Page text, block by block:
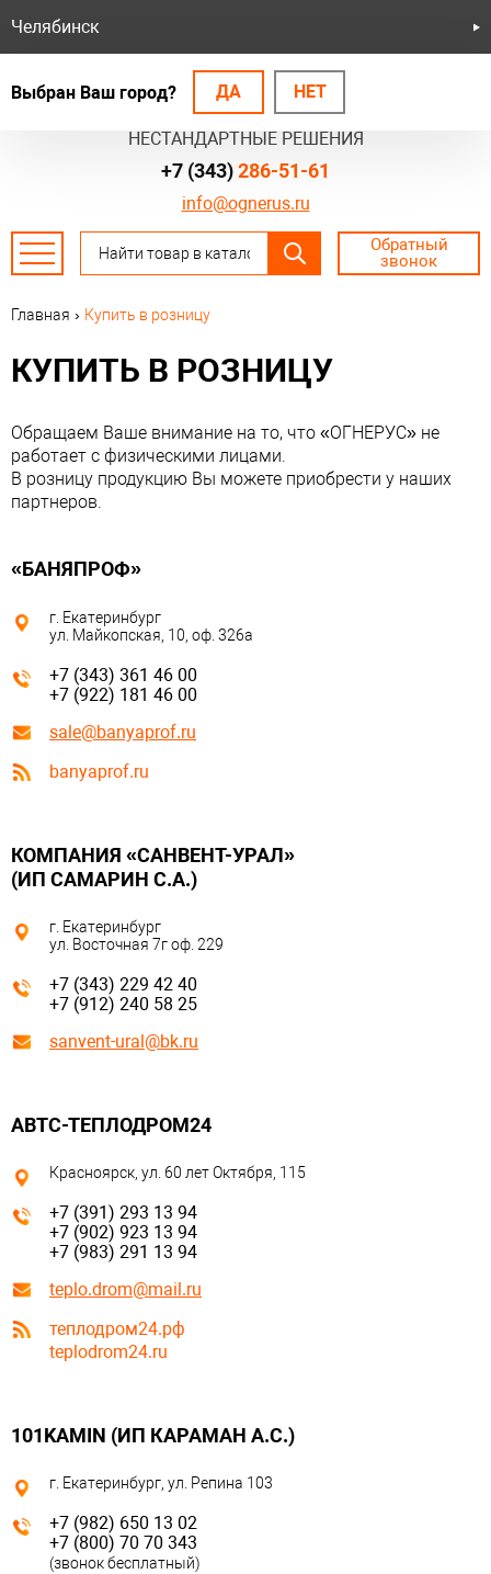
БЕЗОПАСНЫЕ СИСТЕМЫ
НЕСТАНДАРТНЫЕ РЕШЕНИЯ
Челябинск
Выбран Ваш город? ДА НЕТ
info@ognerus.ru
+7 (343)286-51-61
Обратный
звонок
Главная › Купить в розницу
КУПИТЬ В РОЗНИЦУ
Обращаем Ваше внимание на то, что «ОГНЕРУС» не
работает с физическими лицами.
В розницу продукцию Вы можете приобрести у наших
партнеров.
«БАНЯПРОФ»
г. Екатеринбург
ул. Майкопская, 10, оф. 326а
+7 (343) 361 46 00
+7 (922) 181 46 00
sale@banyaprof.ru
banyaprof.ru
КОМПАНИЯ «САНВЕНТ-УРАЛ»
(ИП САМАРИН С.А.)
г. Екатеринбург
ул. Восточная 7г оф. 229
+7 (343) 229 42 40
+7 (912) 240 58 25
sanvent-ural@bk.ru
АВТС-ТЕПЛОДРОМ24
Красноярск, ул. 60 лет Октября, 115
+7 (391) 293 13 94
+7 (902) 923 13 94
+7 (983) 291 13 94
teplo.drom@mail.ru
теплодром24.рф
teplodrom24.ru
101KAMIN (ИП КАРАМАН А.С.)
г. Екатеринбург, ул. Репина 103
+7 (982) 650 13 02
+7 (800) 70 70 343
(звонок бесплатный)